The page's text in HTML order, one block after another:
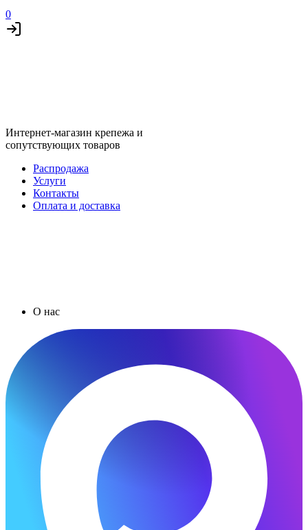
0
Интернет-магазин крепежа и
сопутствующих товаров
Распродажа
Услуги
Контакты
Оплата и доставка
О нас